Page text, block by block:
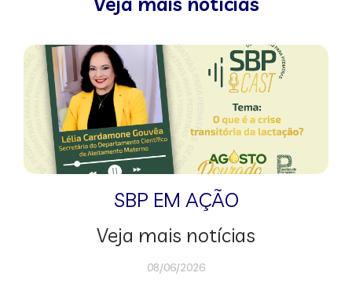
SBP EM AÇÃO
Veja mais notícias
08/06/2026